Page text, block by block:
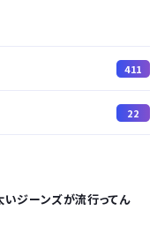
411
22
ジーンズが流行ってん